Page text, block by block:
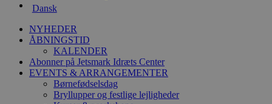
Dansk
NYHEDER
ÅBNINGSTID
KALENDER
Abonner på Jetsmark Idræts Center
EVENTS & ARRANGEMENTER
Børnefødselsdag
Bryllupper og festlige lejligheder